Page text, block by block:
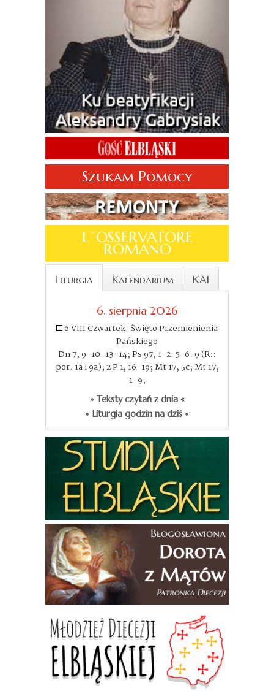
Szukam Pomocy
L´OSSERVATORE
ROMANO
Liturgia Kalendarium KAI
6. sierpnia 2026
6 VIII Czwartek. Święto Przemienienia
Pańskiego
Dn 7, 9-10. 13-14; Ps 97, 1-2. 5-6. 9 (R.:
por. 1a i 9a); 2 P 1, 16-19; Mt 17, 5c; Mt 17,
1-9;
» Teksty czytań z dnia «
» Liturgia godzin na dziś «